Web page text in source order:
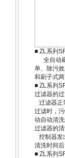
■ ZL系列
全自动刷
单、除污
和刷子式
■ ZL系列
过滤器的
过滤器正
过滤时，
动自动清洗
过滤器的
控制器发
清洗时间
■ ZL系列